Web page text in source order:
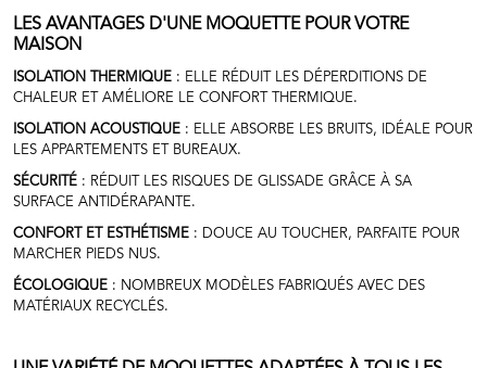
LES AVANTAGES D'UNE MOQUETTE POUR VOTRE
MAISON
ISOLATION THERMIQUE : ELLE RÉDUIT LES DÉPERDITIONS DE
CHALEUR ET AMÉLIORE LE CONFORT THERMIQUE.
ISOLATION ACOUSTIQUE : ELLE ABSORBE LES BRUITS, IDÉALE POUR
LES APPARTEMENTS ET BUREAUX.
SÉCURITÉ : RÉDUIT LES RISQUES DE GLISSADE GRÂCE À SA
SURFACE ANTIDÉRAPANTE.
CONFORT ET ESTHÉTISME : DOUCE AU TOUCHER, PARFAITE POUR
MARCHER PIEDS NUS.
ÉCOLOGIQUE : NOMBREUX MODÈLES FABRIQUÉS AVEC DES
MATÉRIAUX RECYCLÉS.